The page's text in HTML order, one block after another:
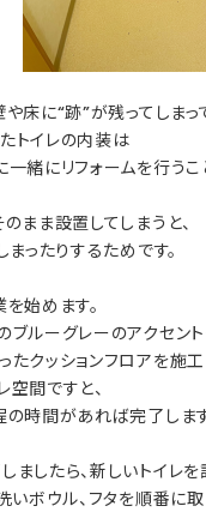
床に“跡”が残ってしまっ
トイレの内装は
一緒にリフォームを行うこ
まま設置してしまうと、
ったりするためです。
始めます。
ブルーグレーのアクセン
クッションフロアを施工
空間ですと、
時間があれば完了します
したら、新しいトイレを
いボウル、フタを順番に